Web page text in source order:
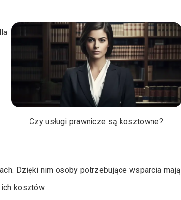
Czy usługi prawnicze są kosztowne?
Dzięki nim osoby potrzebujące wsparcia mają
kosztów.